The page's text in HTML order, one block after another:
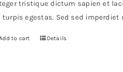
tristique dictum sapien et
turpis egestas. Sed sed imperdiet
to cart Details